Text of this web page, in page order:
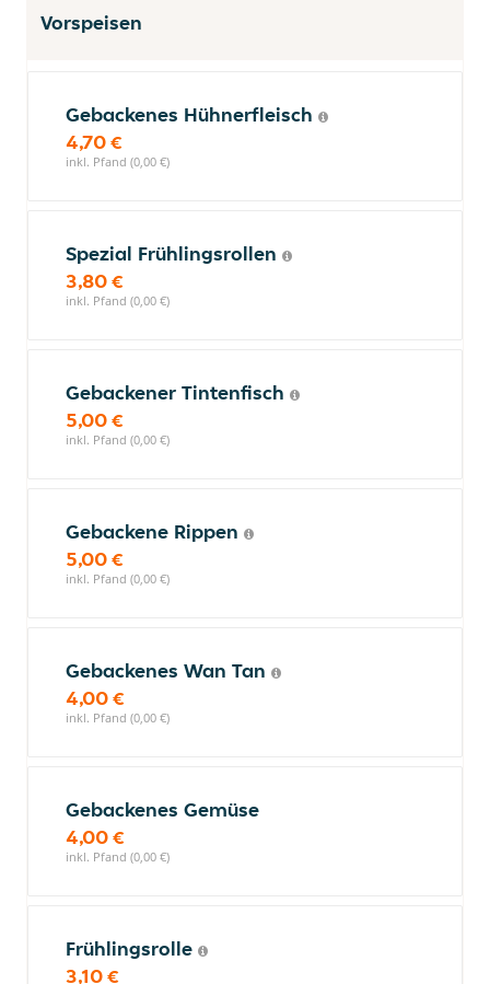
Vorspeisen
Gebackenes Hühnerfleisch
4,70 €
inkl. Pfand (0,00 €)
Spezial Frühlingsrollen
3,80 €
inkl. Pfand (0,00 €)
Gebackener Tintenfisch
5,00 €
inkl. Pfand (0,00 €)
Gebackene Rippen
5,00 €
inkl. Pfand (0,00 €)
Gebackenes Wan Tan
4,00 €
inkl. Pfand (0,00 €)
Gebackenes Gemüse
4,00 €
inkl. Pfand (0,00 €)
Frühlingsrolle
3,10 €